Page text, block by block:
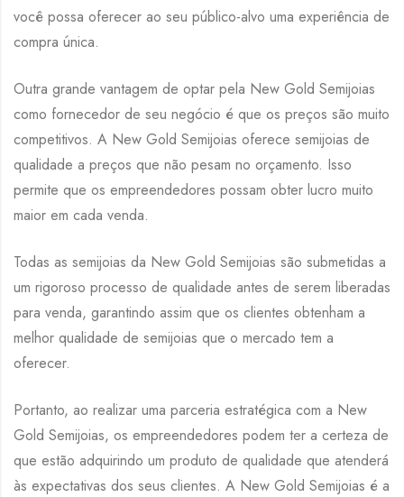
você possa oferecer ao seu público-alvo uma experiência de
compra única.
Outra grande vantagem de optar pela New Gold Semijoias
como fornecedor de seu negócio é que os preços são muito
competitivos. A New Gold Semijoias oferece semijoias de
qualidade a preços que não pesam no orçamento. Isso
permite que os empreendedores possam obter lucro muito
maior em cada venda.
Todas as semijoias da New Gold Semijoias são submetidas a
um rigoroso processo de qualidade antes de serem liberadas
para venda, garantindo assim que os clientes obtenham a
melhor qualidade de semijoias que o mercado tem a
oferecer.
Portanto, ao realizar uma parceria estratégica com a New
Gold Semijoias, os empreendedores podem ter a certeza de
que estão adquirindo um produto de qualidade que atenderá
às expectativas dos seus clientes. A New Gold Semijoias é a